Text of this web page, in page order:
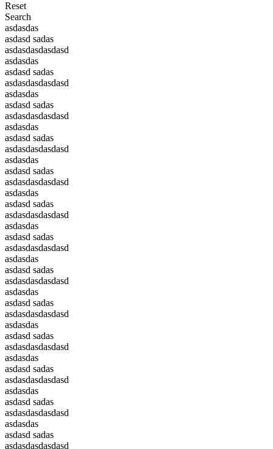
Reset
Search
asdasdas
asdasd sadas
asdasdasdasdasd
asdasdas
asdasd sadas
asdasdasdasdasd
asdasdas
asdasd sadas
asdasdasdasdasd
asdasdas
asdasd sadas
asdasdasdasdasd
asdasdas
asdasd sadas
asdasdasdasdasd
asdasdas
asdasd sadas
asdasdasdasdasd
asdasdas
asdasd sadas
asdasdasdasdasd
asdasdas
asdasd sadas
asdasdasdasdasd
asdasdas
asdasd sadas
asdasdasdasdasd
asdasdas
asdasd sadas
asdasdasdasdasd
asdasdas
asdasd sadas
asdasdasdasdasd
asdasdas
asdasd sadas
asdasdasdasdasd
asdasdas
asdasd sadas
asdasdasdasdasd